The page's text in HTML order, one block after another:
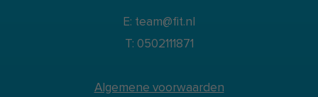
E: team@fit.nl
T: 0502111871
Algemene voorwaarden